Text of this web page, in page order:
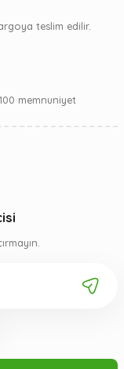
teslim edilir.
memnuniyet